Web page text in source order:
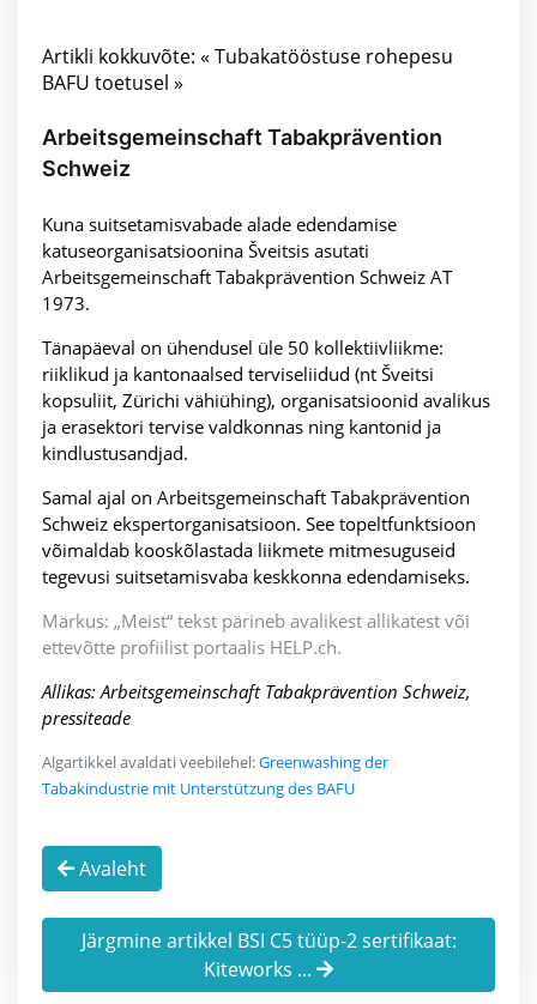
Artikli kokkuvõte: « Tubakatööstuse rohepesu
BAFU toetusel »
Arbeitsgemeinschaft Tabakprävention
Schweiz
Kuna suitsetamisvabade alade edendamise
katuseorganisatsioonina Šveitsis asutati
Arbeitsgemeinschaft Tabakprävention Schweiz AT
1973.
Tänapäeval on ühendusel üle 50 kollektiivliikme:
riiklikud ja kantonaalsed terviseliidud (nt Šveitsi
kopsuliit, Zürichi vähiühing), organisatsioonid avalikus
ja erasektori tervise valdkonnas ning kantonid ja
kindlustusandjad.
Samal ajal on Arbeitsgemeinschaft Tabakprävention
Schweiz ekspertorganisatsioon. See topeltfunktsioon
võimaldab kooskõlastada liikmete mitmesuguseid
tegevusi suitsetamisvaba keskkonna edendamiseks.
Märkus: „Meist“ tekst pärineb avalikest allikatest või
ettevõtte profiilist portaalis HELP.ch.
Allikas: Arbeitsgemeinschaft Tabakprävention Schweiz,
pressiteade
Algartikkel avaldati veebilehel:Greenwashing der
Tabakindustrie mit Unterstützung des BAFU
Avaleht
Järgmine artikkel BSI C5 tüüp-2 sertifikaat:
Kiteworks ...